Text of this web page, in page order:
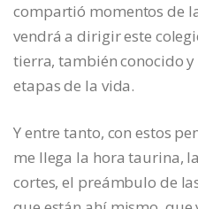
compartió momentos de
vendrá a dirigir este
tierra, también conocido y
etapas de la vida.
Y entre tanto, con estos
me llega la hora taurina,
cortes, el preámbulo de